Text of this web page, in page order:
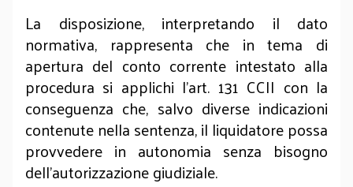
La disposizione, interpretando il dato
normativa, rappresenta che in tema di
apertura del conto corrente intestato alla
procedura si applichi l’art. 131 CCII con la
conseguenza che, salvo diverse indicazioni
contenute nella sentenza, il liquidatore possa
provvedere in autonomia senza bisogno
dell’autorizzazione giudiziale.